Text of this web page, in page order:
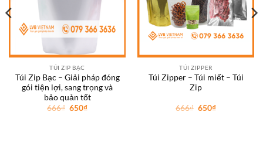
TÚI ZIP BẠC
Túi Zip Bạc – Giải pháp đóng
gói tiện lợi, sang trọng và
bảo quản tốt
666₫ Giá
650₫Giá
TÚI ZIPPER
Túi Zipper – Túi miết – Túi
Zip
666₫ Giá
650₫Giá